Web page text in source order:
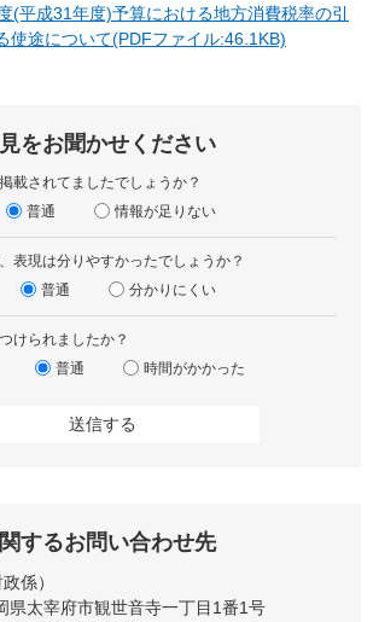
(平成31年度)予算における地方消費税率の引
使途について(PDFファイル:46.1KB)
をお聞かせください
載されてましたでしょうか？
普通 情報が足りない
表現は分りやすかったでしょうか？
普通 分かりにくい
けられましたか？
普通 時間がかかった
するお問い合わせ先
政係
県太宰府市観世音寺一丁目1番1号